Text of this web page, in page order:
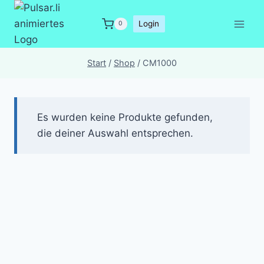
Zum
Inhalt
springen
0 Login
Start / Shop / CM1000
Es wurden keine Produkte gefunden,
die deiner Auswahl entsprechen.